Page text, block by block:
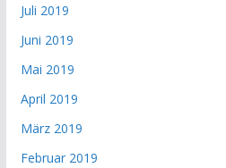
Juli 2019
Juni 2019
Mai 2019
April 2019
März 2019
Februar 2019